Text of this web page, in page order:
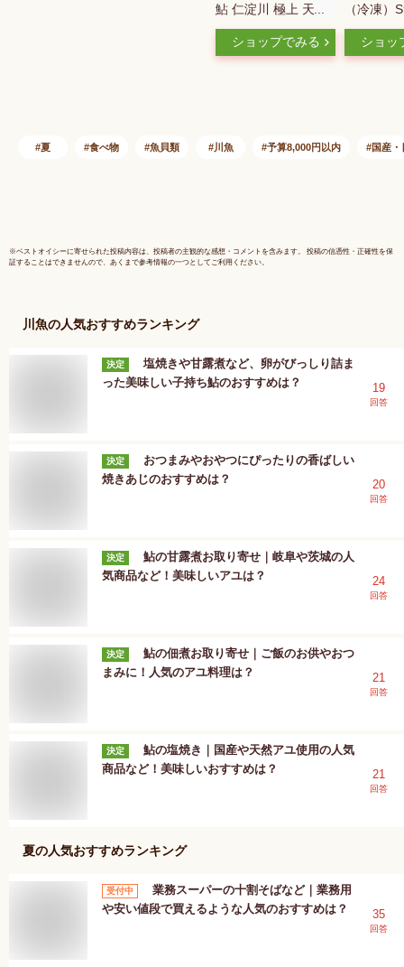
鮎 仁淀川 極上 天然
鮎 500g 友釣り鮎 仁
淀ブルーで育った天
ショップでみる
（冷凍
匹セット/
70g〜
ショッ
夏 食べ物 魚貝類 川魚 予算8,000円以内 国産
※ベストオイシーに寄せられた投稿内容は、投稿者の主観的な感想・コメントを含みます。 投稿の信憑性・正確性を保
証することはできませんので、あくまで参考情報の一つとしてご利用ください。
川魚の人気おすすめランキング
決定
塩焼きや甘露煮など、卵がびっしり詰ま
った美味しい子持ち鮎のおすすめは？
19
回答
決定
おつまみやおやつにぴったりの香ばしい
焼きあじのおすすめは？
20
回答
決定
鮎の甘露煮お取り寄せ｜岐阜や茨城の人
気商品など！美味しいアユは？
24
回答
決定
鮎の佃煮お取り寄せ｜ご飯のお供やおつ
まみに！人気のアユ料理は？
21
回答
決定
鮎の塩焼き｜国産や天然アユ使用の人気
商品など！美味しいおすすめは？
21
回答
夏の人気おすすめランキング
受付中
業務スーパーの十割そばなど｜業務用
や安い値段で買えるような人気のおすすめは？
35
回答